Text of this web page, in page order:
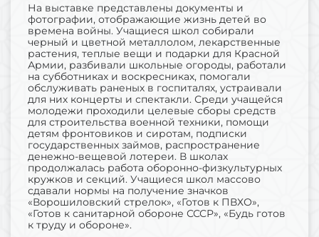
На выставке представлены документы и
фотографии, отображающие жизнь детей во
времена войны. Учащиеся школ собирали
черный и цветной металлолом, лекарственные
растения, теплые вещи и подарки для Красной
Армии, разбивали школьные огороды, работали
на субботниках и воскресниках, помогали
обслуживать раненых в госпиталях, устраивали
для них концерты и спектакли. Среди учащейся
молодежи проходили целевые сборы средств
для строительства военной техники, помощи
детям фронтовиков и сиротам, подписки
государственных займов, распространение
денежно-вещевой лотереи. В школах
продолжалась работа оборонно-физкультурных
кружков и секций. Учащиеся школ массово
сдавали нормы на получение значков
«Ворошиловский стрелок», «Готов к ПВХО»,
«Готов к санитарной обороне СССР», «Будь готов
к труду и обороне».